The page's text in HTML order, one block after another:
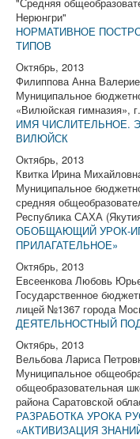
"Средняя
Нерюнгри"
НОРМАТИВНОЕ
ТИПОВ
Октябрь, 2013
Филиппова Анна
Муниципальное
«Вилюйская гимназия»,
ИМЯ ЧИСЛИТЕЛЬНОЕ.
ВИЛЮЙСК
Октябрь, 2013
Квитка Ирина
Муниципальное
средняя
Республика САХА
ОБОБЩАЮЩИЙ УРОК-
ПРИЛАГАТЕЛЬНОЕ»
Октябрь, 2013
Евсеенкова Любовь
Государственное
лицей №1367 города
ДЕЯТЕЛЬНОСТНЫЙ
Октябрь, 2013
Вельбова Лариса
Муниципальное
общеобразовательная
района Саратовской
РАЗРАБОТКА УРОКА
«АКТИВИЗАЦИЯ